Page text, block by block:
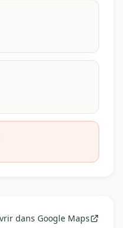
dans Google Maps